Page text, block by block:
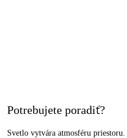
Potrebujete poradiť?
Svetlo vytvára atmosféru